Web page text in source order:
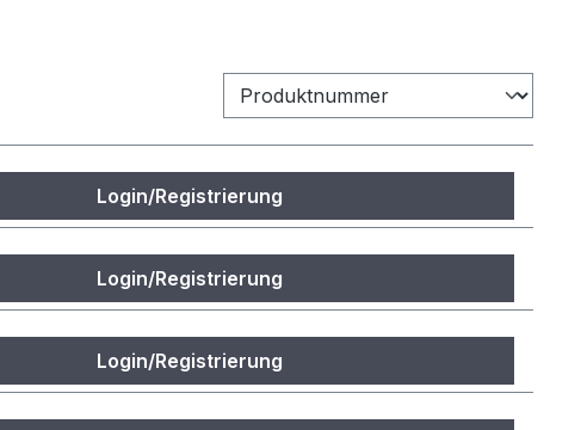
Login/Registrierung
Login/Registrierung
Login/Registrierung